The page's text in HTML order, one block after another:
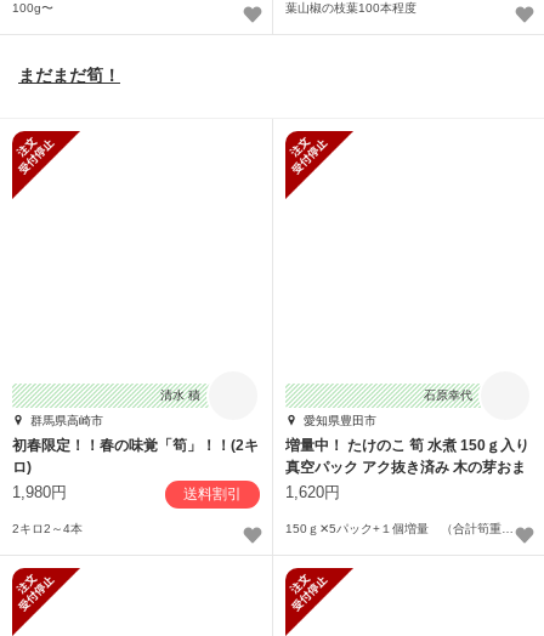
100g〜 葉山椒の枝葉100本程度
まだまだ筍！
清水 積
群馬県高崎市
初春限定！！春の味覚「筍」！！(2キ
ロ)
1,980円 送料割引
2キロ2～4本
石原幸代
愛知県豊田市
増量中！ たけのこ 筍 水煮 150ｇ入り
真空パック アク抜き済み 木の芽おま
け
1,620円
150ｇ✕5パック+１個増量 （合計筍重量900ｇ・水含めて1140ｇ）